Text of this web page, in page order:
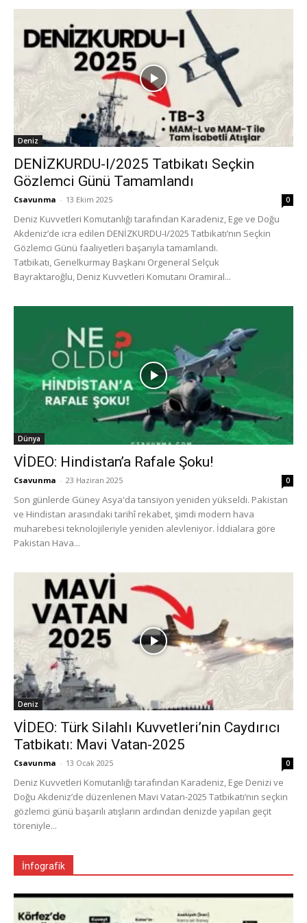
Deniz
DENİZKURDU-I/2025 Tatbikatı Seçkin
Gözlemci Günü Tamamlandı
Csavunma - 13 Ekim 2025 0
Deniz Kuvvetleri Komutanlığı tarafından Karadeniz, Ege ve Doğu
Akdeniz’de icra edilen DENİZKURDU-I/2025 Tatbikatı’nın Seçkin
Gözlemci Günü faaliyetleri başarıyla tamamlandı.
Tatbikatı, Genelkurmay Başkanı Orgeneral Selçuk
Bayraktaroğlu, Deniz Kuvvetleri Komutanı Oramiral...
Dünya
VİDEO: Hindistan’a Rafale Şoku!
Csavunma - 23 Haziran 2025 0
Son günlerde Güney Asya'da tansiyon yeniden yükseldi. Pakistan
ve Hindistan arasındaki tarihî rekabet, şimdi modern hava
muharebesi teknolojileriyle yeniden alevleniyor. İddialara göre
Pakistan Hava...
Deniz
VİDEO: Türk Silahlı Kuvvetleri’nin Caydırıcı
Tatbikatı: Mavi Vatan-2025
Csavunma - 13 Ocak 2025 0
Deniz Kuvvetleri Komutanlığı tarafından Karadeniz, Ege Denizi ve
Doğu Akdeniz’de düzenlenen Mavi Vatan-2025 Tatbikatı’nın seçkin
gözlemci günü başarılı atışların ardından denizde yapılan geçit
töreniyle...
İnfografik